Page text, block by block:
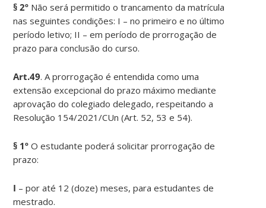
§ 2º Não será permitido o trancamento da matrícula
nas seguintes condições: I – no primeiro e no último
período letivo; II – em período de prorrogação de
prazo para conclusão do curso.
Art.49. A prorrogação é entendida como uma
extensão excepcional do prazo máximo mediante
aprovação do colegiado delegado, respeitando a
Resolução 154/2021/CUn (Art. 52, 53 e 54).
§ 1º O estudante poderá solicitar prorrogação de
prazo:
I – por até 12 (doze) meses, para estudantes de
mestrado.